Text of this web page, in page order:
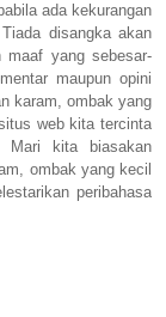
ada kekurangan
disangka akan
maaf yang sebesar-
maupun opini
karam, ombak yang
web kita tercinta
kita biasakan
ombak yang kecil
peribahasa